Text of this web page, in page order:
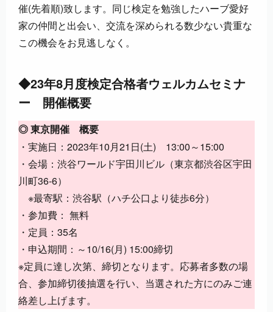
催(先着順)致します。同じ検定を勉強したハーブ愛好
家の仲間と出会い、交流を深められる数少ない貴重な
この機会をお見逃しなく。
◆23年8月度検定合格者ウェルカムセミナ
ー 開催概要
◎ 東京開催 概要
・実施日：2023年10月21日(土) 13:00～15:00
・会場：渋谷ワールド宇田川ビル（東京都渋谷区宇田
川町36-6）
※最寄駅：渋谷駅（ハチ公口より徒歩6分）
・参加費： 無料
・定員：35名
・申込期間：～10/16(月) 15:00締切
※定員に達し次第、締切となります。応募者多数の場
合、参加締切後抽選を行い、当選された方にのみご連
絡差し上げます。